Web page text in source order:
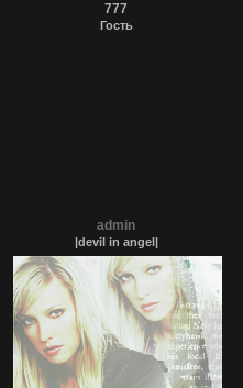
777
Гость
admin
|devil in angel|